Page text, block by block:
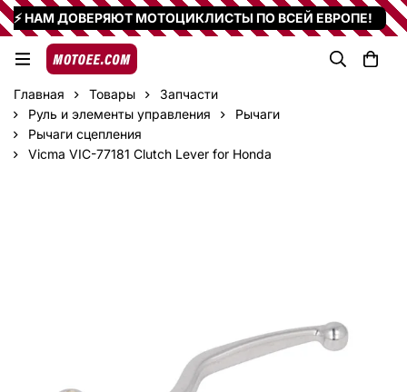
⚡ НАМ ДОВЕРЯЮТ МОТОЦИКЛИСТЫ ПО ВСЕЙ ЕВРОПЕ!
Главная Товары
Запчасти
Руль и элементы управления
Рычаги
Рычаги сцепления
Vicma VIC-77181 Clutch Lever for Honda